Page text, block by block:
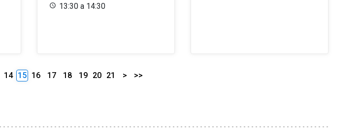
13:30 a 14:30
14 15 16 17 18 19 20 21 > >>